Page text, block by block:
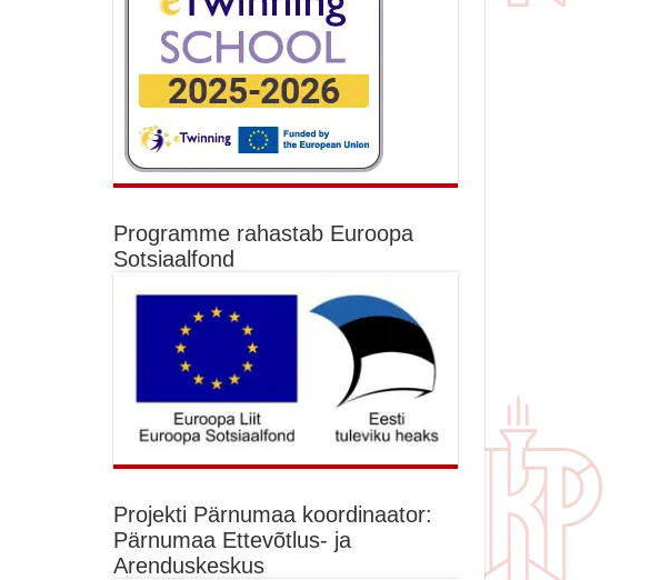
Programme rahastab Euroopa
Sotsiaalfond
Projekti Pärnumaa koordinaator:
Pärnumaa Ettevõtlus- ja
Arenduskeskus